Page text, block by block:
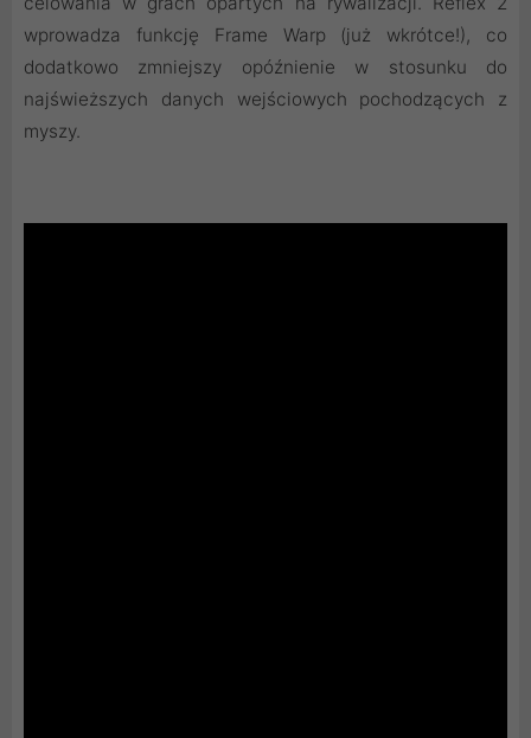
wprowadza funkcję Frame Warp (już wkrótce!), co
dodatkowo zmniejszy opóźnienie w stosunku do
najświeższych danych wejściowych pochodzących z
myszy.